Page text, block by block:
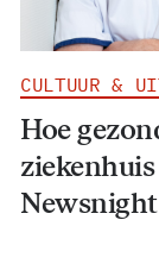
CULTUUR &
Hoe